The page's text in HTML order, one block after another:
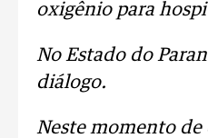
oxigênio para
No Estado do
diálogo.
Neste momento de